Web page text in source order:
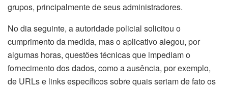
grupos, principalmente de seus administradores.
No dia seguinte, a autoridade policial solicitou o
cumprimento da medida, mas o aplicativo alegou, por
algumas horas, questões técnicas que impediam o
fornecimento dos dados, como a ausência, por exemplo,
de URLs e links específicos sobre quais seriam de fato os